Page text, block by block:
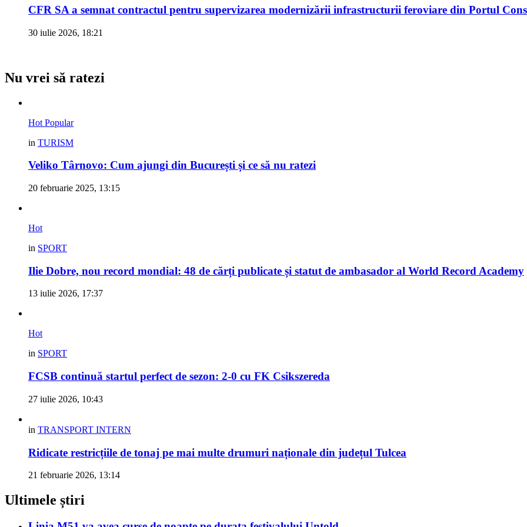
CFR SA a semnat contractul pentru supervizarea modernizării infrastructurii feroviare din Portul
30 iulie 2026, 18:21
Nu vrei să ratezi
Hot Popular
in TURISM
Veliko Târnovo: Cum ajungi din București și ce să nu ratezi
20 februarie 2025, 13:15
Hot
in SPORT
Ilie Dobre, nou record mondial: 48 de cărți publicate și statut de ambasador al World Record Academy
13 iulie 2026, 17:37
Hot
in SPORT
FCSB continuă startul perfect de sezon: 2-0 cu FK Csikszereda
27 iulie 2026, 10:43
in TRANSPORT INTERN
Ridicate restricțiile de tonaj pe mai multe drumuri naționale din județul Tulcea
21 februarie 2026, 13:14
Ultimele știri